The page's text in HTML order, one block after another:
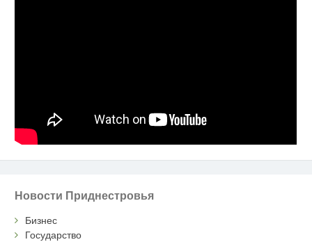
Новости Приднестровья
Бизнес
Государство